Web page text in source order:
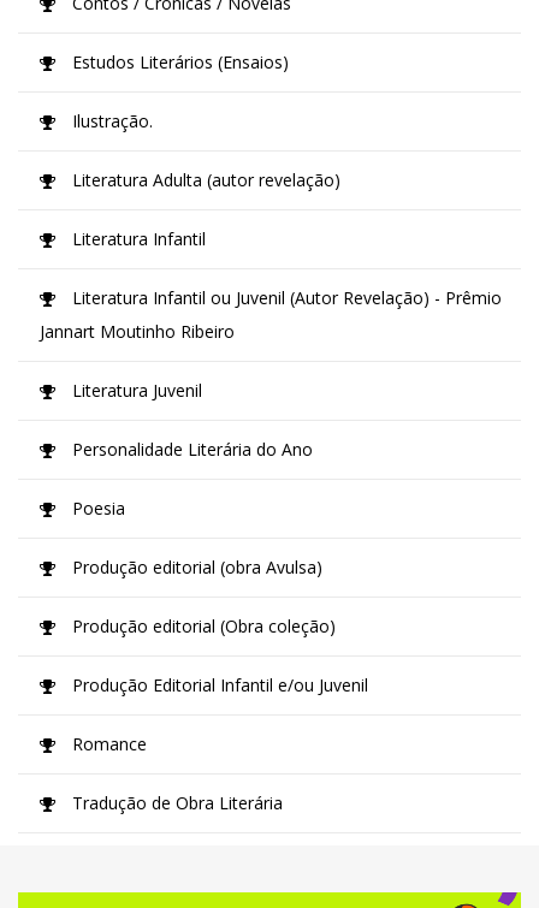
Estudos Literários (Ensaios)
Ilustração.
Literatura Adulta (autor revelação)
Literatura Infantil
Literatura Infantil ou Juvenil (Autor Revelação) - Prêmio
Jannart Moutinho Ribeiro
Literatura Juvenil
Personalidade Literária do Ano
Poesia
Produção editorial (obra Avulsa)
Produção editorial (Obra coleção)
Produção Editorial Infantil e/ou Juvenil
Romance
Tradução de Obra Literária